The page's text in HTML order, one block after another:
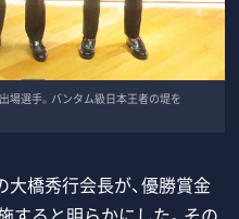
場選手。バンタム級日本王者の堤を
橋秀行会長が、優勝賞金